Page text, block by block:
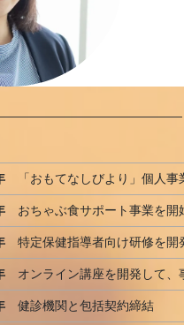
「おもてなしびより」個人
おちゃぶ食サポート事業を開
特定保健指導者向け研修を開
オンライン講座を開発して、
健診機関と包括契約締結